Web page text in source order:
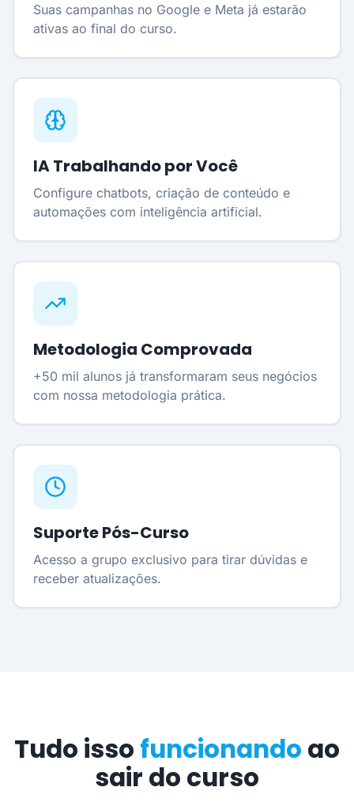
Suas campanhas no Google e Meta já estarão
ativas ao final do curso.
IA Trabalhando por Você
Configure chatbots, criação de conteúdo e
automações com inteligência artificial.
Metodologia Comprovada
+50 mil alunos já transformaram seus negócios
com nossa metodologia prática.
Suporte Pós-Curso
Acesso a grupo exclusivo para tirar dúvidas e
receber atualizações.
Tudo isso funcionando ao
sair do curso